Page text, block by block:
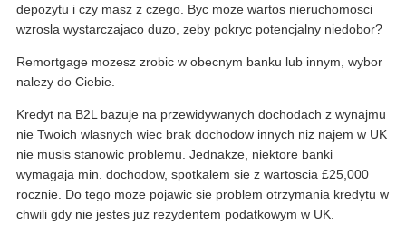
depozytu i czy masz z czego. Byc moze wartos nieruchomosci
wzrosla wystarczajaco duzo, zeby pokryc potencjalny niedobor?
Remortgage mozesz zrobic w obecnym banku lub innym, wybor
nalezy do Ciebie.
Kredyt na B2L bazuje na przewidywanych dochodach z wynajmu
nie Twoich wlasnych wiec brak dochodow innych niz najem w UK
nie musis stanowic problemu. Jednakze, niektore banki
wymagaja min. dochodow, spotkalem sie z wartoscia £25,000
rocznie. Do tego moze pojawic sie problem otrzymania kredytu w
chwili gdy nie jestes juz rezydentem podatkowym w UK.